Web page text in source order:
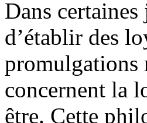
Dans
d’établir des
promulgations
concernent la
être. Cette